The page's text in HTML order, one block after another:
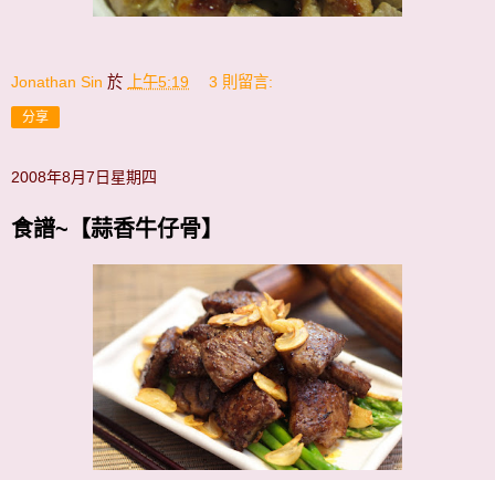
Jonathan Sin 於 上午5:19 3 則留言:
分享
2008年8月7日星期四
食譜~【蒜香牛仔骨】